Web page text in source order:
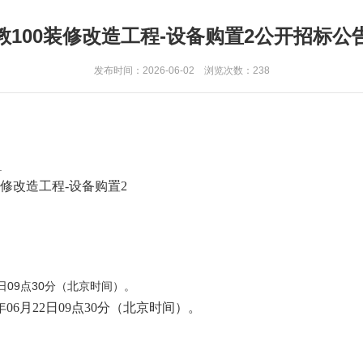
100装修改造工程-设备购置2公开招标公
发布时间：2026-06-02 浏览次数： 238
装修改造工程-设备购置2
点30分（北京时间）。
月22日09点30分（北京时间）。